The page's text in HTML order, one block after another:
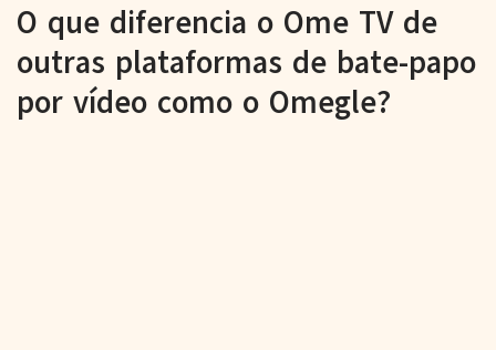
O que diferencia o Ome TV de
outras plataformas de bate-papo
por vídeo como o Omegle?